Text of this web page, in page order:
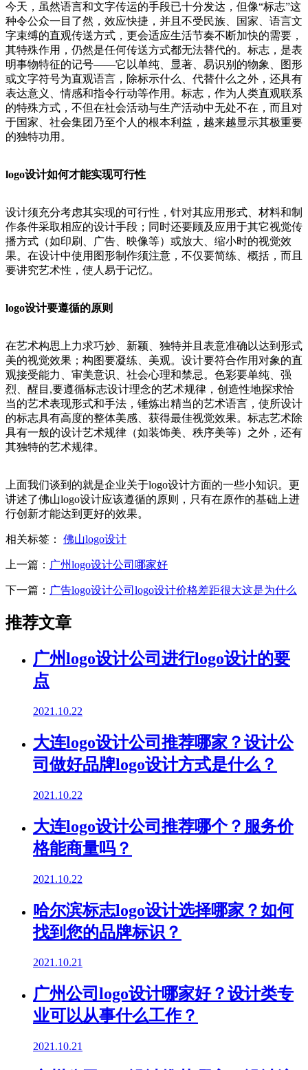
今天，虽然语言和文字传运的手段已十分发达，但像“标志”这
种令公众一目了然，效应快捷，并且不受民族、国家、语言文
字束缚的直观传送方式，更会适应生活节奏不断加快的需要，
其特殊作用，仍然是任何传送方式都无法替代的。标志，是表
明事物特征的记号——它以单纯、显著、易识别的物象、图形
或文字符号为直观语言，除标示什么、代替什么之外，还具有
表达意义、情感和指令行动等作用。标志，作为人类直观联系
的特殊方式，不但在社会活动与生产活动中无处不在，而且对
于国家、社会集团乃至个人的根本利益，越来越显示其极重要
的独特功用。
logo设计如何才能实现可行性
设计须充分考虑其实现的可行性，针对其应用形式、材料和制
作条件采取相应的设计手段；同时还要顾及应用于其它视觉传
播方式（如印刷、广告、映像等）或放大、缩小时的视觉效
果。在设计中使用图形制作须注意，不仅要简练、概括，而且
要讲究艺术性，使人易于记忆。
logo设计要遵循的原则
在艺术构思上力求巧妙、新颖、独特并且表意准确以达到形式
美的视觉效果；构图要凝练、美观。设计要符合作用对象的直
观接受能力、审美意识、社会心理和禁忌。色彩要单纯、强
烈、醒目,要遵循标志设计理念的艺术规律，创造性地探求恰
当的艺术表现形式和手法，锤炼出精当的艺术语言，使所设计
的标志具有高度的整体美感、获得最佳视觉效果。标志艺术除
具有一般的设计艺术规律（如装饰美、秩序美等）之外，还有
其独特的艺术规律。
上面我们谈到的就是企业关于logo设计方面的一些小知识。更
讲述了佛山logo设计应该遵循的原则，只有在原作的基础上进
行创新才能达到更好的效果。
相关标签： 佛山logo设计
上一篇： 广州logo设计公司哪家好
下一篇： 广告logo设计公司logo设计价格差距很大这是为什么
推荐文章
广州logo设计公司进行logo设计的要
点
2021.10.22
大连logo设计公司推荐哪家？设计公
司做好品牌logo设计方式是什么？
2021.10.22
大连logo设计公司推荐哪个？服务价
格能商量吗？
2021.10.22
哈尔滨标志logo设计选择哪家？如何
找到您的品牌标识？
2021.10.21
广州公司logo设计哪家好？设计类专
业可以从事什么工作？
2021.10.21